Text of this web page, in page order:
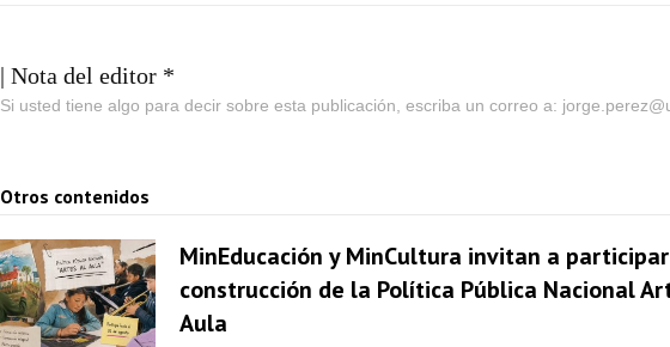
| Nota del editor *
Si usted tiene algo para decir sobre esta publicación, escriba un correo a:
Otros contenidos
MinEducación y MinCultura invitan a
construcción de la Política Pública Nacional
Aula